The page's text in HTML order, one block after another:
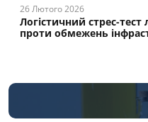
26 Лютого 2026
Логістичний стрес-
проти обмежень